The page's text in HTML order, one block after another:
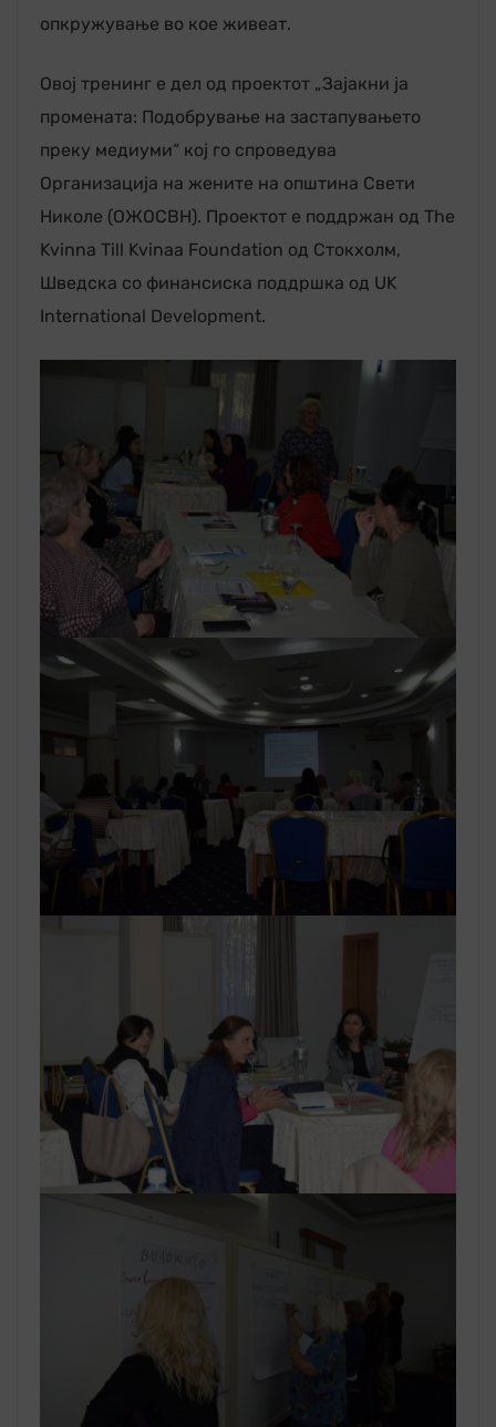
опкружување во кое живеат.
Овој тренинг е дел од проектот „Зајакни ја
промената: Подобрување на застапувањето
преку медиуми“ кој го спроведува
Организација на жените на општина Свети
Николе (ОЖОСВН). Проектот е поддржан од The
Kvinna Till Kvinaa Foundation од Стокхолм,
Шведска со финансиска поддршка од UK
International Development.